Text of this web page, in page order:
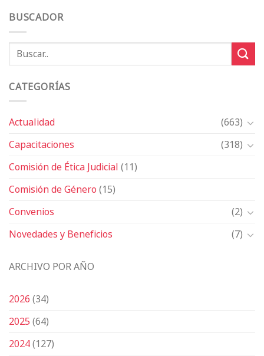
BUSCADOR
CATEGORÍAS
Actualidad
(663)
Capacitaciones
(318)
Comisión de Ética Judicial(11)
Comisión de Género(15)
Convenios
(2)
Novedades y Beneficios
(7)
ARCHIVO POR AÑO
2026(34)
2025(64)
2024(127)